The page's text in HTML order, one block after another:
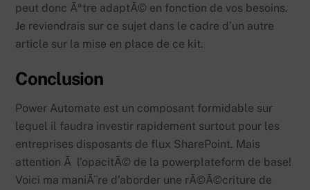
peut donc Ãªtre adaptÃ© en fonction de vos besoins.
Je reviendrais sur ce sujet dans le cadre d’un autre
article sur la mise en place de ce kit.
Conclusion
Power Automate est un composant formidable sur
lequel il faudra investir rapidement surtout pour les
entreprises disposants de flux SharePoint. Mais
attention Ã l’opacitÃ© de la powerplateform de base!
Voici ma maniÃ¨re d’aborder une rÃ©Ã©criture de